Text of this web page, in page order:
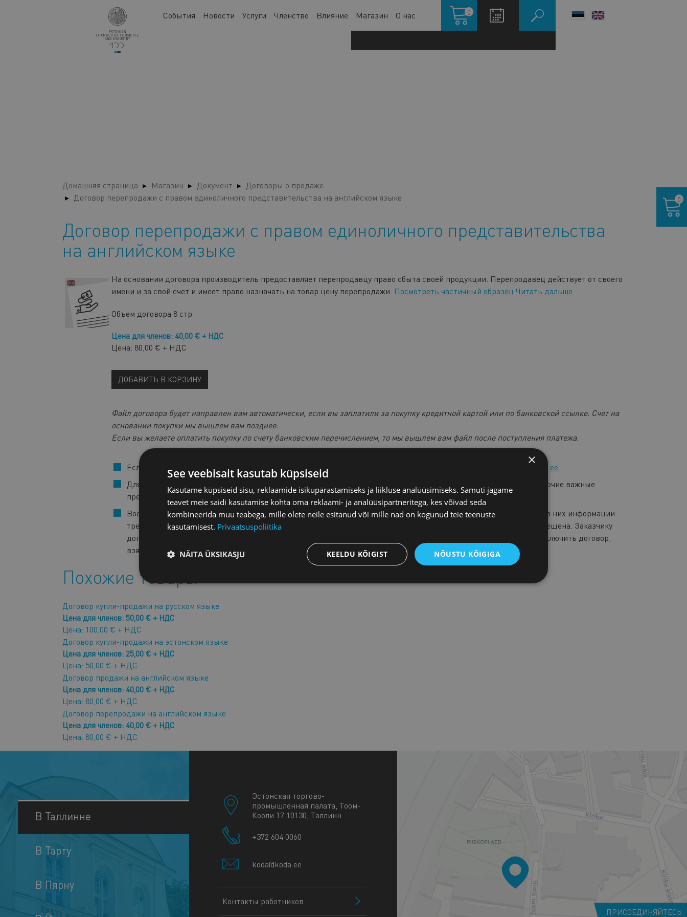
Main
События Новости Услуги Членство Влияние Магазин О нас
Корзина
0
LANGUAGE
Домашняя страница Магазин Документ
Договоры о продаже
Договор перепродажи с правом единоличного представительства на английском языке
Договор перепродажи с правом единоличного представительства
на английском языке
На основании договора производитель предоставляет перепродавцу право сбыта своей продукции. Перепродавец действует от своего
имени и за свой счет и имеет право назначать на товар цену перепродажи. Посмотреть частичный образец Читать дальше
Объем договора 8 стр
Цена для членов: 40,00 € + НДС
Цена: 80,00 € + НДС
ДОБАВИТЬ В КОРЗИНУ
Файл договора будет направлен вам автоматически, если вы заплатили за покупку кредитной картой или по банковской ссылке. Счет на
основании покупки мы вышлем вам позднее.
Если вы желаете оплатить покупку по счету банковским перечислением, то мы вышлем вам файл после поступления платежа.
Если вы желаете внести изменения в договор, то свяжитесь с нашим юристом по адресу эл. почты: juristid@koda.ee
Для членов Торговой палаты в год
1 час юридической консультации бесплатно,
кроме того, мы предлагаем прочие важные
преимущества.
Воспроизведение, распространение и любым иным способом передача заказанных договоров и содержащейся в них информации
третьим лицам без предварительного письменного разрешения Эстонской торгово-промышленной палаты запрещена. Заказчику
договора разрешено сообщать содержание договора только тем лицам, с которым заказчик договора желает заключить договор,
взяв за основу настоящий образец договора.
Похожие товары
Договор купли-продажи на русском языке
Цена для членов: 50,00 € + НДС
Цена: 100,00 € + НДС
Договор купли-продажи на эстонском языке
Цена для членов: 25,00 € + НДС
Цена: 50,00 € + НДС
Договор продажи на английском языке
Цена для членов: 40,00 € + НДС
Цена: 80,00 € + НДС
Договор перепродажи на английском языке
Цена для членов: 40,00 € + НДС
Цена: 80,00 € + НДС
Корзина
0
В Таллинне
В Тарту
В Пярну
Эстонская торгово-
промышленная палата, Тоом-
Кооли 17 10130, Таллинн
+372 604 0060
koda@koda.ee
Контакты работников
ПРИСОЕДИНЯЙТЕСЬ
×
See veebisait kasutab küpsiseid
Kasutame küpsiseid sisu, reklaamide isikupärastamiseks ja liikluse analüüsimiseks. Samuti jagame
teavet meie saidi kasutamise kohta oma reklaami- ja analüüsipartneritega, kes võivad seda
kombineerida muu teabega, mille olete neile esitanud või mille nad on kogunud teie teenuste
kasutamisest. Privaatsuspoliitika
NÕUSTU KÕIGIGA
KEELDU KÕIGIST
NÄITA ÜKSIKASJU